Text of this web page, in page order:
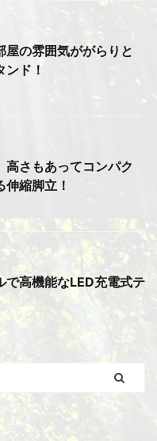
屋の雰囲気ががらりと
ド！
高さもあってコンパク
伸縮脚立！
で高機能なLED充電式テ